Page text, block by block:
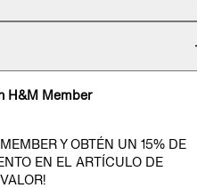
H&M Member
Y OBTÉN UN 15% DE
EN EL ARTÍCULO DE